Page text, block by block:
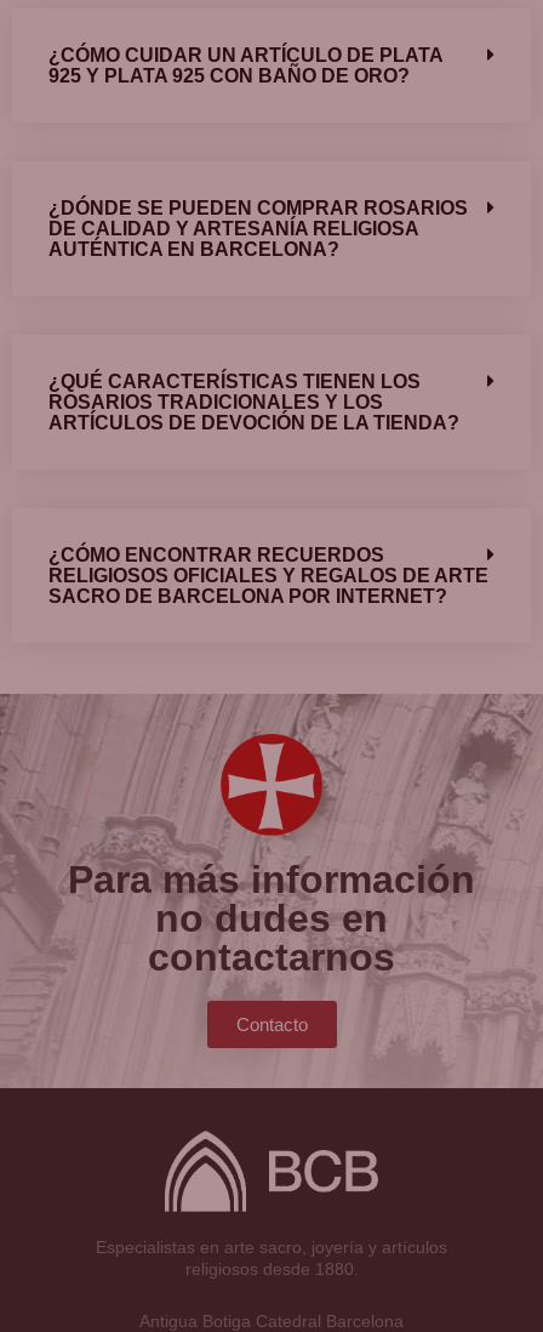
¿CÓMO CUIDAR UN ARTÍCULO DE PLATA
925 Y PLATA 925 CON BAÑO DE ORO?
¿DÓNDE SE PUEDEN COMPRAR ROSARIOS
DE CALIDAD Y ARTESANÍA RELIGIOSA
AUTÉNTICA EN BARCELONA?
¿QUÉ CARACTERÍSTICAS TIENEN LOS
ROSARIOS TRADICIONALES Y LOS
ARTÍCULOS DE DEVOCIÓN DE LA TIENDA?
¿CÓMO ENCONTRAR RECUERDOS
RELIGIOSOS OFICIALES Y REGALOS DE ARTE
SACRO DE BARCELONA POR INTERNET?
Para más información
no dudes en
contactarnos
Contacto
Especialistas en arte sacro, joyería y artículos
religiosos desde 1880.
Antigua Botiga Catedral Barcelona